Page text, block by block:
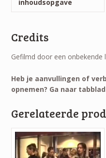
inhoudsopgave
Credits
Gefilmd door een onbekende
Heb je aanvullingen of
opnemen? Ga naar
Gerelateerde